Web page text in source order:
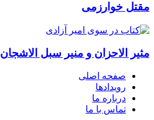
مقتل خوارزمی
مثیر الاحزان و منیر سبل الاشجان
صفحه اصلی
رویدادها
درباره ما
تماس با ما